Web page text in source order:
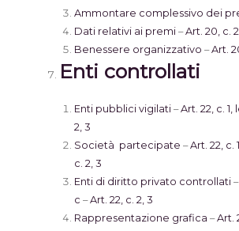
Ammontare complessivo dei
Dati relativi ai premi–Art. 20, c. 2
Benessere organizzativo –Art.
Enti controllati
Enti pubblici vigilati–Art. 22, c. 1,
2, 3
Società partecipate –Art. 22, c.
c. 2, 3
Enti di diritto privato controllati–
c –Art. 22, c. 2, 3
Rappresentazione grafica –Art.